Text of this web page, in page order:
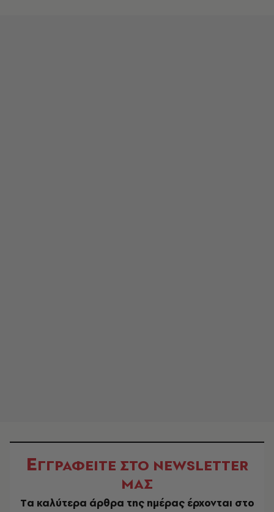
ΕΓΓΡΑΦΕΙΤΕ ΣΤΟ NEWSLETTER
ΜΑΣ
Tα καλύτερα άρθρα της ημέρας έρχονται στο